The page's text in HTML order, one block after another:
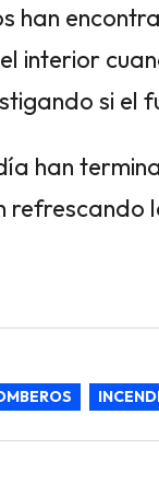
han
interior
si el
han
refrescando